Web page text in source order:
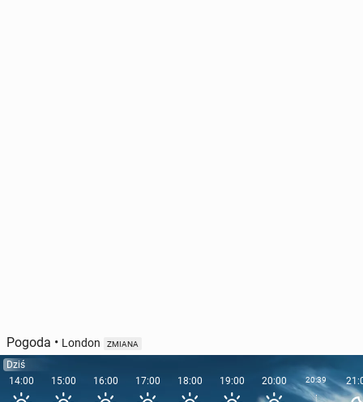
Pogoda • London ZMIANA
Dziś
14:00
15:00 16:00 17:00 18:00 19:00 20:00 20:39